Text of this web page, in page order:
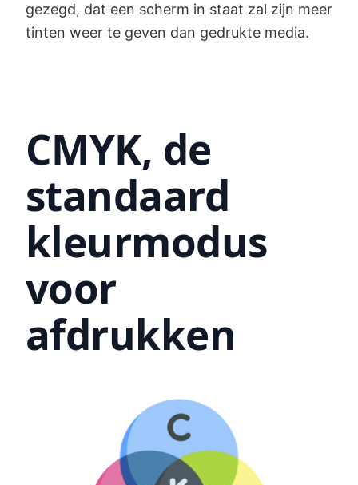
gezegd, dat een scherm in staat zal zijn meer
tinten weer te geven dan gedrukte media.
CMYK, de
standaard
kleurmodus
voor
afdrukken